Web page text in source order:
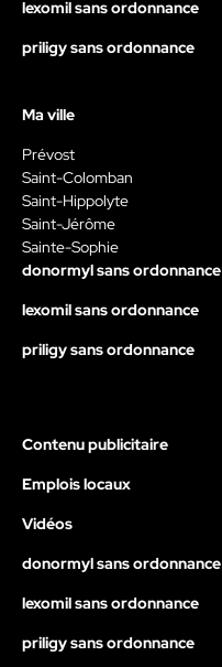
lexomil sans ordonnance
priligy sans ordonnance
Ma ville
Prévost
Saint-Colomban
Saint-Hippolyte
Saint-Jérôme
Sainte-Sophie
donormyl sans ordonnance
lexomil sans ordonnance
priligy sans ordonnance
Contenu publicitaire
Emplois locaux
Vidéos
donormyl sans ordonnance
lexomil sans ordonnance
priligy sans ordonnance